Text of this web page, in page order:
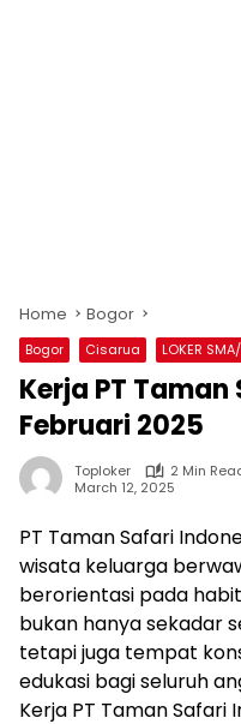
Home Bogor
Bogor Cisarua LOKER
Kerja PT
Februari 2025
Toploker
2 Min
March 12, 2025
PT Taman Safari
wisata keluarga
berorientasi pada
bukan hanya sekadar
tetapi juga tempat
edukasi bagi seluruh
Kerja PT Taman Safari